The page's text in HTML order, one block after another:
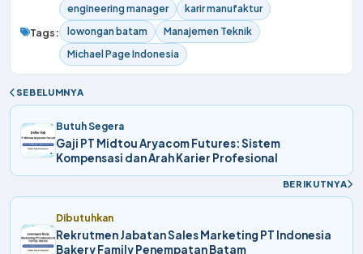
Tags:
engineering manager
karir manufaktur
lowongan batam
Manajemen Teknik
Michael Page Indonesia
SEBELUMNYA
Butuh Segera
Gaji PT Midtou Aryacom Futures: Sistem
Kompensasi dan Arah Karier Profesional
BERIKUTNYA
Dibutuhkan
Rekrutmen Jabatan Sales Marketing PT Indonesia
Bakery Family Penempatan Batam